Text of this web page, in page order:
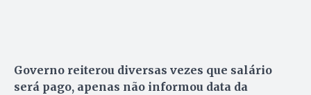
Governo reiterou diversas vezes que salário
será pago, apenas não informou data da